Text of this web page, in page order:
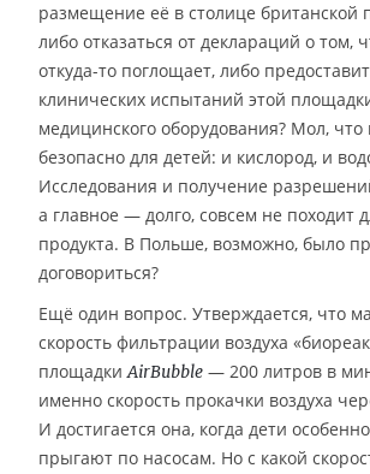
размещение её в столице британской
либо отказаться от деклараций о том,
откуда-то поглощает, либо
клинических испытаний этой
медицинского оборудования? Мол, что
безопасно для детей: и кислород, и
Исследования и получение
а главное — долго, совсем не походит
продукта. В Польше, возможно, было
договориться?
Ещё один вопрос. Утверждается, что
скорость фильтрации воздуха
площадкиAirBubble — 200 литров в
именно скорость прокачки воздуха
И достигается она, когда дети
прыгают по насосам. Но с какой